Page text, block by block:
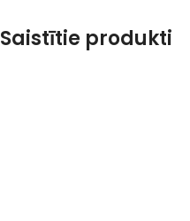
Saistītie produkti